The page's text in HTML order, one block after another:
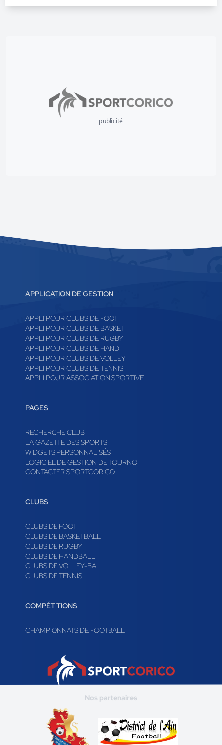
publicité
APPLICATION DE GESTION
APPLI POUR CLUBS DE FOOT
APPLI POUR CLUBS DE BASKET
APPLI POUR CLUBS DE RUGBY
APPLI POUR CLUBS DE HAND
APPLI POUR CLUBS DE VOLLEY
APPLI POUR CLUBS DE TENNIS
APPLI POUR ASSOCIATION SPORTIVE
PAGES
RECHERCHE CLUB
LA GAZETTE DES SPORTS
WIDGETS PERSONNALISÉS
LOGICIEL DE GESTION DE TOURNOI
CONTACTER SPORTCORICO
CLUBS
CLUBS DE FOOT
CLUBS DE BASKETBALL
CLUBS DE RUGBY
CLUBS DE HANDBALL
CLUBS DE VOLLEY-BALL
CLUBS DE TENNIS
COMPÉTITIONS
CHAMPIONNATS DE FOOTBALL
Nos partenaires